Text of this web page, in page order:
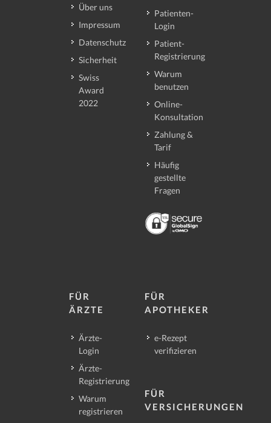
Über uns
Impressum
Datenschutz
Sicherheit
Swiss
Award
2022
Patienten-
Login
Patient-
Registrierung
Warum
benutzen
Online-
Konsultation
Zahlung &
Tarif
Häufig
gestellte
Fragen
FÜR
ÄRZTE
Ärzte-
Login
Ärzte-
Registrierung
Warum
registrieren
FÜR
APOTHEKER
e-Rezept
verifizieren
FÜR
VERSICHERUNGEN